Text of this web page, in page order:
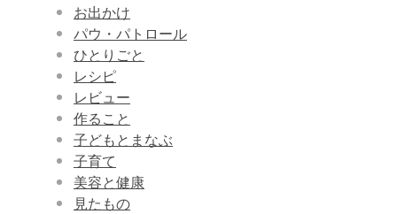
お出かけ
パウ・パトロール
ひとりごと
レシピ
レビュー
作ること
子どもとまなぶ
子育て
美容と健康
見たもの